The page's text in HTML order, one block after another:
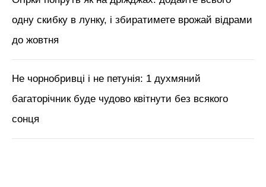
одну скибку в лунку, і збиратимете врожай відрами
до жовтня
Не чорнобривці і не петунія: 1 духмяний
багаторічник буде чудово квітнути без всякого
сонця